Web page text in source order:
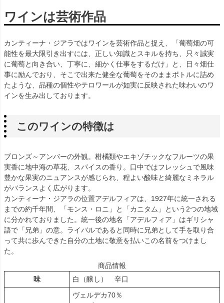
ワインは芸術作品
カンティーナ・ジアラではワインを芸術作品と捉え、「葡萄畑の可
能性を最大限引き出すには、正しい知識とスキルを持ち、只々誠実
に葡萄と向き合い、丁寧に、細かく仕事をするだけ」と、日々畑仕
事に励んでおり、そこで出来た健全な葡萄をそのままボトルに詰め
たような、品種の個性やテロワールが如実に反映された味わいのワ
インを生み出しております。
このワインの特徴は
ブロンズ～アンバーの外観。柑橘類やエキゾチックなフルーツの果
実香に地中海の草花、スパイスの香り。口中ではフレッシュで風味
豊かな果実のニュアンスが感じられ、程よい酸味と綺麗なミネラル
がバランスよく広がります。
カンティーナ・ジアラの位置アデルフィアは、1927年に統一される
までの約千年間、「モンス・ロニ」と「カニタム」という2つの地域
に分かれておりました。統一後の地名「アデルフィア」はギリシャ
語で「兄弟」の意。ライバルであると同時に兄弟として手を取り合
って共に歩んできた自分の土地に敬意を払いこの名前をつけまし
た。
商品情報
味
白（醸し） 辛口
ヴェルデカ70％